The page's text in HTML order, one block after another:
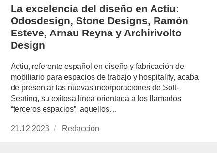
La excelencia del diseño en Actiu:
Odosdesign, Stone Designs, Ramón
Esteve, Arnau Reyna y Archirivolto
Design
Actiu, referente español en diseño y fabricación de
mobiliario para espacios de trabajo y hospitality, acaba
de presentar las nuevas incorporaciones de Soft-
Seating, su exitosa línea orientada a los llamados
“terceros espacios”, aquellos…
Publicado
21.12.2023 https://www.experimenta.es/author/redaccion/
Redacción